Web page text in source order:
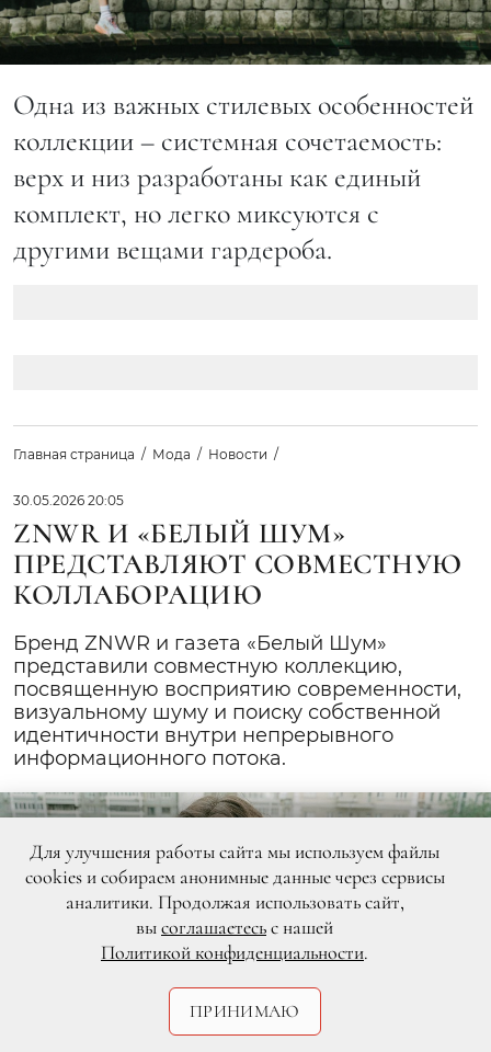
Одна из важных стилевых особенностей
коллекции – системная сочетаемость:
верх и низ разработаны как единый
комплект, но легко миксуются с
другими вещами гардероба.
Главная страница Мода Новости
30.05.2026 20:05
ZNWR И «БЕЛЫЙ ШУМ»
ПРЕДСТАВЛЯЮТ СОВМЕСТНУЮ
КОЛЛАБОРАЦИЮ
Бренд ZNWR и газета «Белый Шум»
представили совместную коллекцию,
посвященную восприятию современности,
визуальному шуму и поиску собственной
идентичности внутри непрерывного
информационного потока.
Для улучшения работы сайта мы используем файлы
cookies и собираем анонимные данные через сервисы
аналитики. Продолжая использовать сайт,
высоглашаетесьс нашей
Политикой конфиденциальности.
ПРИНИМАЮ